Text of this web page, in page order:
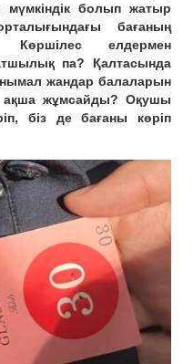
мүмкіндік болып жатыр
бағаның
Көршілес елдермен
па? Қалтасында
жандар балаларын
ақша жұмсайды? Оқушы
біз де бағаны көріп